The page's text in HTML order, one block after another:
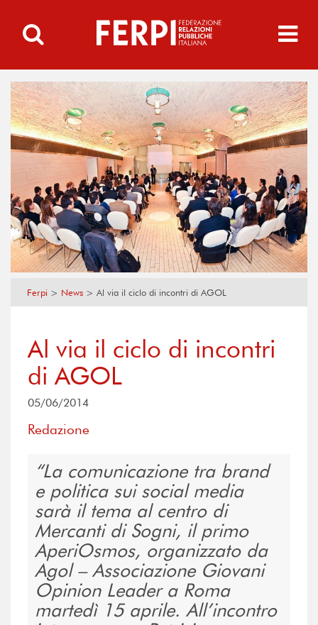
Ferpi > News > Al via il ciclo di incontri di AGOL
Al via il ciclo di incontri
di AGOL
05/06/2014
Redazione
La comunicazione tra brand
e politica sui social media
sarà il tema al centro di
Mercanti di Sogni, il primo
AperiOsmos, organizzato da
Agol – Associazione Giovani
Opinion Leader a Roma
martedì 15 aprile. All’incontro